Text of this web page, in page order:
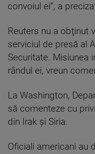
convoiul ei”, a
Reuters nu a obţinut
serviciul de presă al
Securitate. Misiunea
rândul ei, vreun
La Washington,
să comenteze cu
din Irak şi Siria.
Oficiali americani au